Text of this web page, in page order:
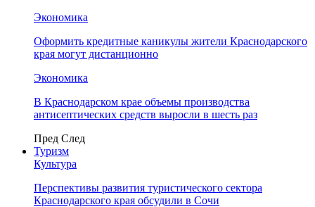
Экономика
Оформить кредитные каникулы жители Краснодарского
края могут дистанционно
Экономика
В Краснодарском крае объемы производства
антисептических средств выросли в шесть раз
Пред След
Туризм
Культура
Перспективы развития туристического сектора
Краснодарского края обсудили в Сочи